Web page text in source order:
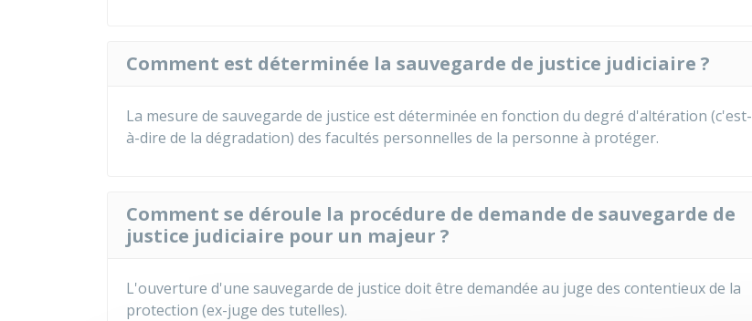
Comment est déterminée la sauvegarde de justice judiciaire ?
La mesure de sauvegarde de justice est déterminée en fonction du degré d'altération (c'est-
à-dire de la dégradation) des facultés personnelles de la personne à protéger.
Comment se déroule la procédure de demande de sauvegarde de
justice judiciaire pour un majeur ?
L'ouverture d'une sauvegarde de justice doit être demandée au juge des contentieux de la
protection (ex-juge des tutelles).